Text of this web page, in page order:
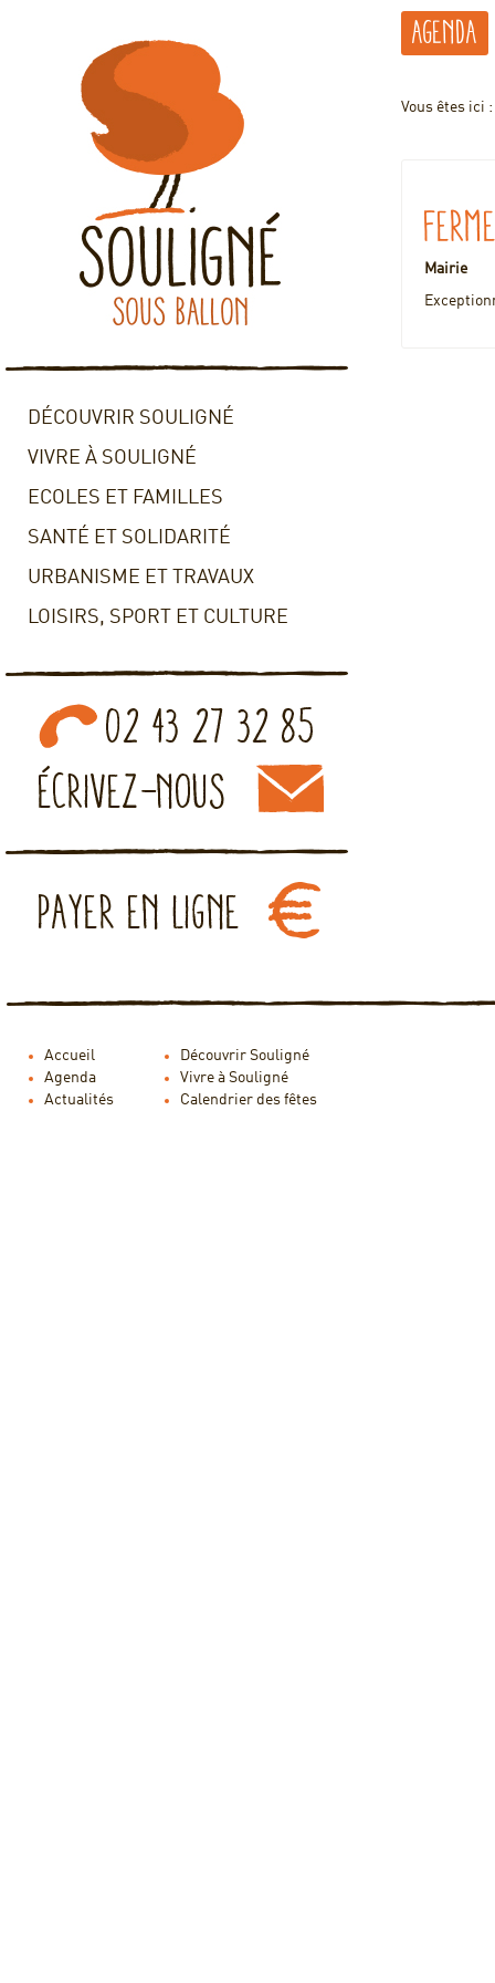
DÉCOUVRIR SOULIGNÉ
VIVRE À SOULIGNÉ
ECOLES ET FAMILLES
SANTÉ ET SOLIDARITÉ
URBANISME ET TRAVAUX
LOISIRS, SPORT ET CULTURE
Agenda
Vous êtes ici :
Mairie
Accueil
Agenda
Actualités
Découvrir Souligné
Vivre à Souligné
Calendrier des fêtes